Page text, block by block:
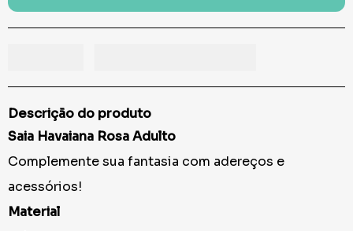
Descrição do produto
Saia Havaiana Rosa Adulto
Complemente sua fantasia com adereços e
acessórios!
Material